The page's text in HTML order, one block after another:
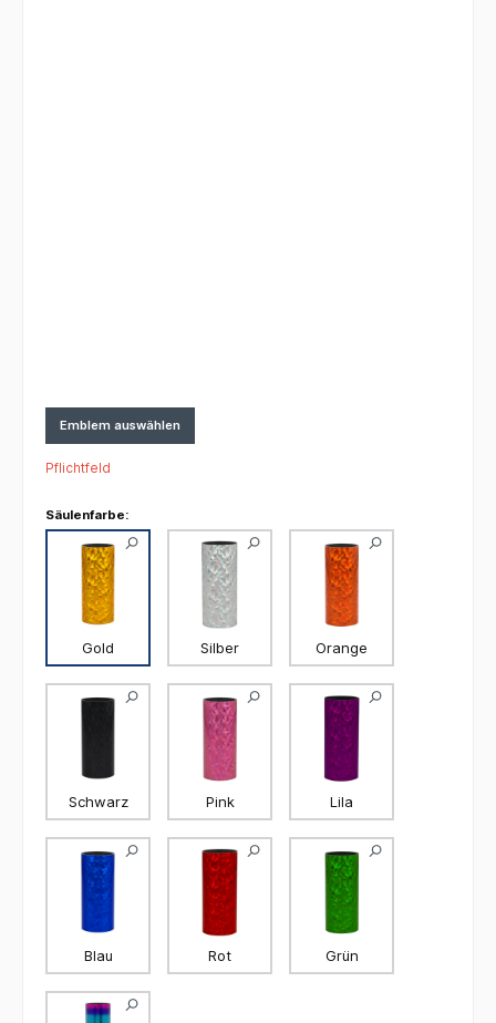
Emblem auswählen
Pflichtfeld
Säulenfarbe:
Gold Silber Orange
Schwarz Pink Lila
Blau Rot Grün